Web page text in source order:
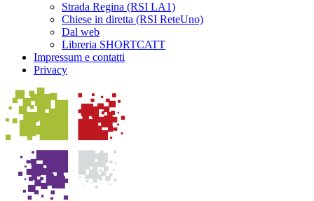
Strada Regina (RSI LA1)
Chiese in diretta (RSI ReteUno)
Dal web
Libreria SHORTCATT
Impressum e contatti
Privacy